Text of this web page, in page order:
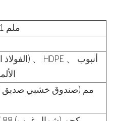
1800 * 170 * 1341 ملم